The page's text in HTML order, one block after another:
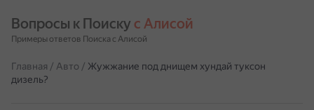
Вопросы к Поиску с Алисой
Примеры ответов Поиска с Алисой
Главная / Авто / Жужжание под днищем хундай туксон
дизель?